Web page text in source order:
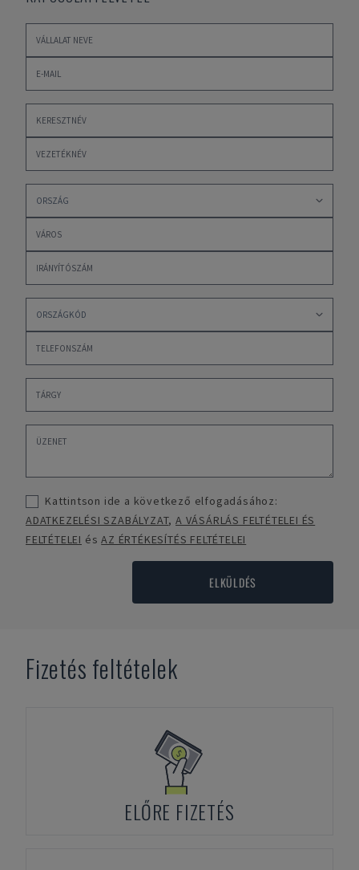
Kattintson ide a következő elfogadásához:
ADATKEZELÉSI SZABÁLYZAT,A VÁSÁRLÁS FELTÉTELEI ÉS
FELTÉTELEI ésAZ ÉRTÉKESÍTÉS FELTÉTELEI
ELKÜLDÉS
Fizetés feltételek
ELŐRE FIZETÉS